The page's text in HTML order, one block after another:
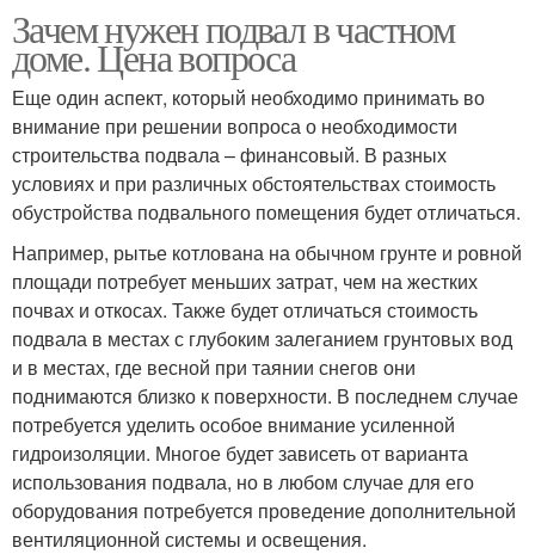
Зачем нужен подвал в частном
доме. Цена вопроса
Еще один аспект, который необходимо принимать во
внимание при решении вопроса о необходимости
строительства подвала – финансовый. В разных
условиях и при различных обстоятельствах стоимость
обустройства подвального помещения будет отличаться.
Например, рытье котлована на обычном грунте и ровной
площади потребует меньших затрат, чем на жестких
почвах и откосах. Также будет отличаться стоимость
подвала в местах с глубоким залеганием грунтовых вод
и в местах, где весной при таянии снегов они
поднимаются близко к поверхности. В последнем случае
потребуется уделить особое внимание усиленной
гидроизоляции. Многое будет зависеть от варианта
использования подвала, но в любом случае для его
оборудования потребуется проведение дополнительной
вентиляционной системы и освещения.